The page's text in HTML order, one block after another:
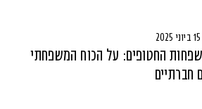
החטופים: על הכוח המשפחתי
חברתיים